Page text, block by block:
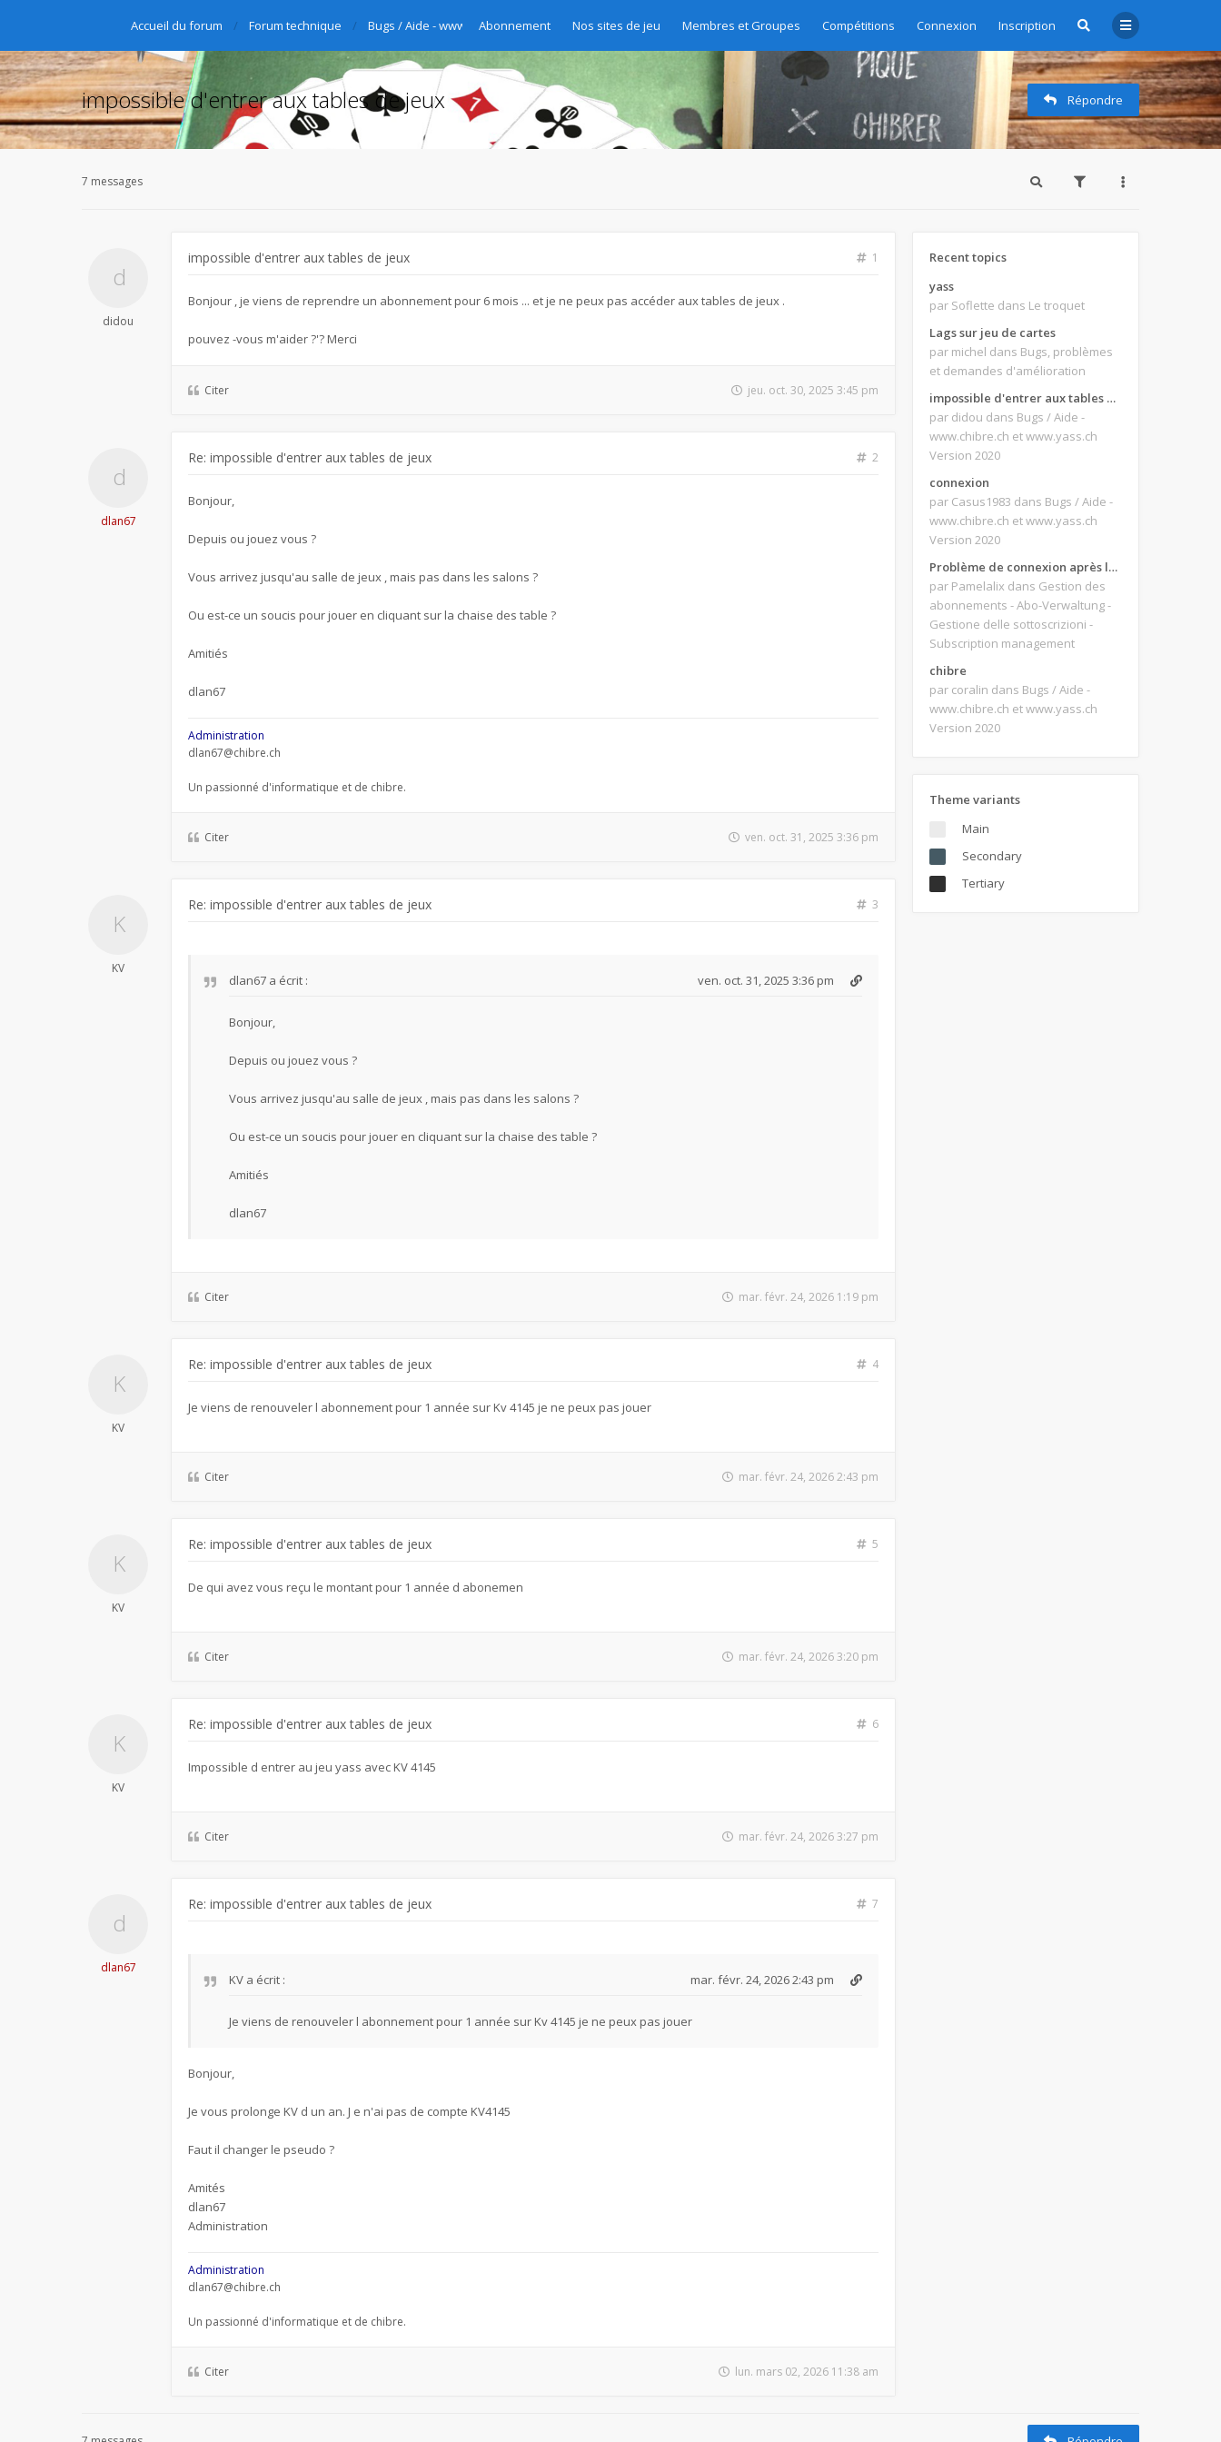
Abonnement Nos sites de jeu Membres et Groupes Compétitions Connexion Inscription
Accueil du forum Forum technique Bugs / Aide - www.chibre.ch et www.yass.ch Version 2020
impossible d'entrer aux tables de jeux Répondre
7 messages
didou
impossible d'entrer aux tables de jeux 1
Bonjour , je viens de reprendre un abonnement pour 6 mois ... et je ne peux pas accéder aux tables de jeux .
pouvez -vous m'aider ?'? Merci
Citer jeu. oct. 30, 2025 3:45 pm
dlan67
Re: impossible d'entrer aux tables de jeux 2
Bonjour,
Depuis ou jouez vous ?
Vous arrivez jusqu'au salle de jeux , mais pas dans les salons ?
Ou est-ce un soucis pour jouer en cliquant sur la chaise des table ?
Amitiés
dlan67
Administration
dlan67@chibre.ch
Un passionné d'informatique et de chibre.
Citer ven. oct. 31, 2025 3:36 pm
KV
Re: impossible d'entrer aux tables de jeux 3
dlan67 a écrit : ven. oct. 31, 2025 3:36 pm
Bonjour,
Depuis ou jouez vous ?
Vous arrivez jusqu'au salle de jeux , mais pas dans les salons ?
Ou est-ce un soucis pour jouer en cliquant sur la chaise des table ?
Amitiés
dlan67
Citer mar. févr. 24, 2026 1:19 pm
KV
Re: impossible d'entrer aux tables de jeux 4
Je viens de renouveler l abonnement pour 1 année sur Kv 4145 je ne peux pas jouer
Citer mar. févr. 24, 2026 2:43 pm
KV
Re: impossible d'entrer aux tables de jeux 5
De qui avez vous reçu le montant pour 1 année d abonemen
Citer mar. févr. 24, 2026 3:20 pm
KV
Re: impossible d'entrer aux tables de jeux 6
Impossible d entrer au jeu yass avec KV 4145
Citer mar. févr. 24, 2026 3:27 pm
dlan67
Re: impossible d'entrer aux tables de jeux 7
KV a écrit : mar. févr. 24, 2026 2:43 pm
Je viens de renouveler l abonnement pour 1 année sur Kv 4145 je ne peux pas jouer
Bonjour,
Je vous prolonge KV d un an. J e n'ai pas de compte KV4145
Faut il changer le pseudo ?
Amités
dlan67
Administration
Administration
dlan67@chibre.ch
Un passionné d'informatique et de chibre.
Citer lun. mars 02, 2026 11:38 am
Recent topics
yass
par Soflette dans Le troquet
Lags sur jeu de cartes
par michel dans Bugs, problèmes
et demandes d'amélioration
impossible d'entrer aux tables de jeux
par didou dans Bugs / Aide -
www.chibre.ch et www.yass.ch
Version 2020
connexion
par Casus1983 dans Bugs / Aide -
www.chibre.ch et www.yass.ch
Version 2020
Problème de connexion après le changement d'adresse e-mail.
par Pamelalix dans Gestion des
abonnements - Abo-Verwaltung -
Gestione delle sottoscrizioni -
Subscription management
chibre
par coralin dans Bugs / Aide -
www.chibre.ch et www.yass.ch
Version 2020
Theme variants
Main
Secondary
Tertiary